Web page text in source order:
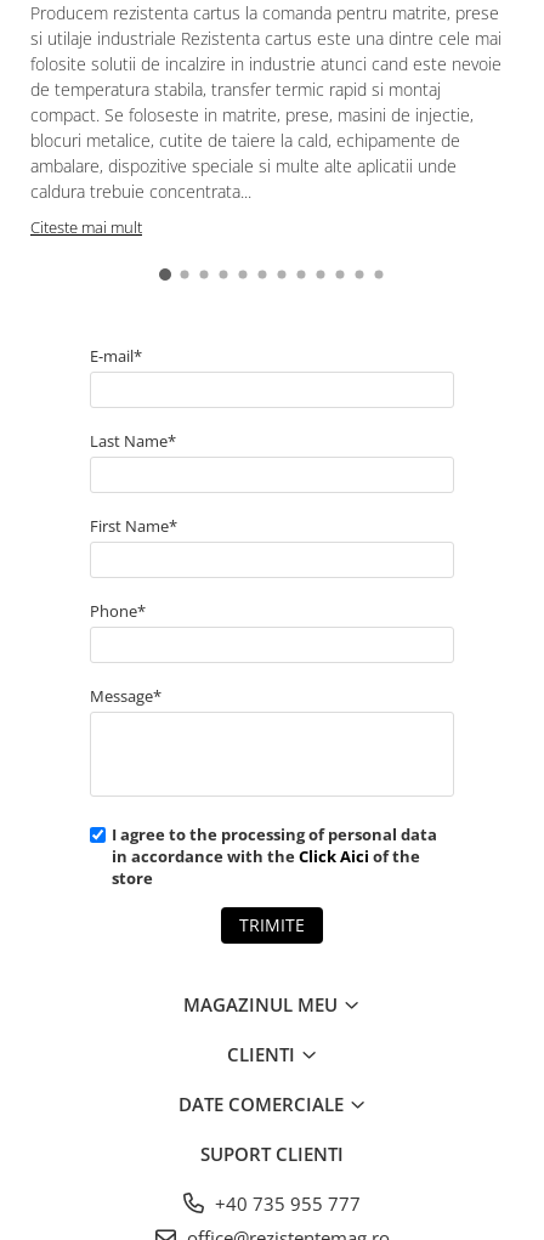
Producem rezistenta cartus la comanda pentru matrite, prese
si utilaje industriale Rezistenta cartus este una dintre cele mai
folosite solutii de incalzire in industrie atunci cand este nevoie
de temperatura stabila, transfer termic rapid si montaj
compact. Se foloseste in matrite, prese, masini de injectie,
blocuri metalice, cutite de taiere la cald, echipamente de
ambalare, dispozitive speciale si multe alte aplicatii unde
caldura trebuie concentrata...
Citeste mai mult
E-mail*
Last Name*
First Name*
Phone*
Message*
I agree to the processing of personal data
in accordance with theClick Aici of the
store
TRIMITE
MAGAZINUL MEU
CLIENTI
DATE COMERCIALE
SUPORT CLIENTI
+40 735 955 777